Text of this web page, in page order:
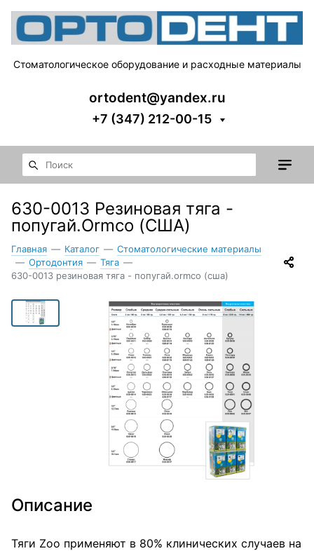
Стоматологическое оборудование и расходные материалы
ortodent@yandex.ru
+7 (347) 212-00-15
630-0013 Резиновая тяга -
попугай.Ormco (США)
Главная — Каталог — Стоматологические материалы
— Ортодонтия — Тяга —
630-0013 резиновая тяга - попугай.ormco (сша)
Описание
Тяги Zoo применяют в 80% клинических случаев на